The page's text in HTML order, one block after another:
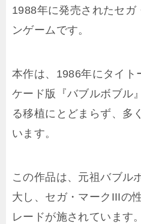
1988年に発売されたセガ
ンゲームです。
本作は、1986年にタイト
ケード版『バブルボブル
る移植にとどまらず、多
います。
この作品は、元祖バブル
大し、セガ・マークIIIの
レードが施されています。